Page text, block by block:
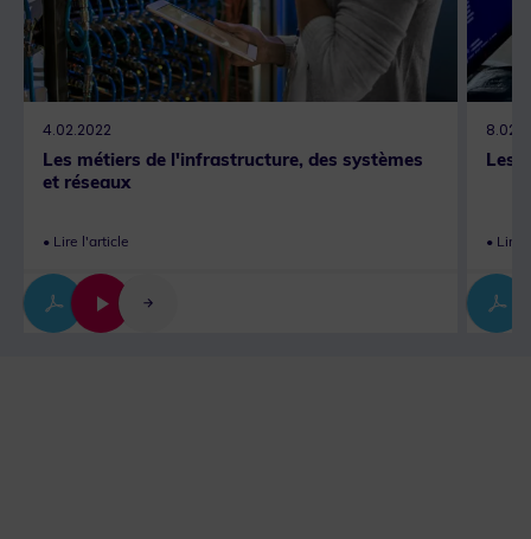
4.02.2022
Les métiers de l'infrastructure, des systèmes
et réseaux
Les